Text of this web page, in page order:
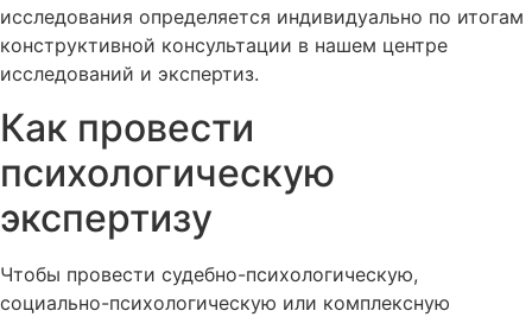
исследования определяется индивидуально по итогам
конструктивной консультации в нашем центре
исследований и экспертиз.
Как провести
психологическую
экспертизу
Чтобы провести судебно-психологическую,
социально-психологическую или комплексную